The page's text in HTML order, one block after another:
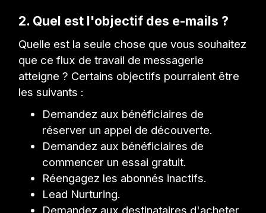
2. Quel est l'objectif des e-mails ?
Quelle est la seule chose que vous souhaitez
que ce flux de travail de messagerie
atteigne ? Certains objectifs pourraient être
les suivants :
Demandez aux bénéficiaires de
réserver un appel de découverte.
Demandez aux bénéficiaires de
commencer un essai gratuit.
Réengagez les abonnés inactifs.
Lead Nurturing.
Demandez aux destinataires d'acheter